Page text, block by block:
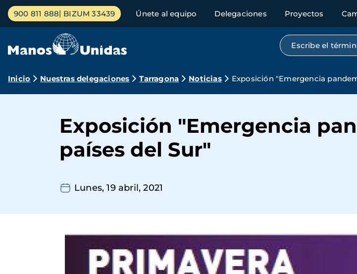
Pasar
contenido
Menú
principal
900 811 888 BIZUM 33439 Únete al equipo Delegaciones Proyectos
Búsqueda por
Ruta
navegación
Inicio Nuestras delegaciones Tarragona Noticias Exposición "Emergencia
Exposición "Emergencia
países del Sur"
Lunes, 19 abril, 2021